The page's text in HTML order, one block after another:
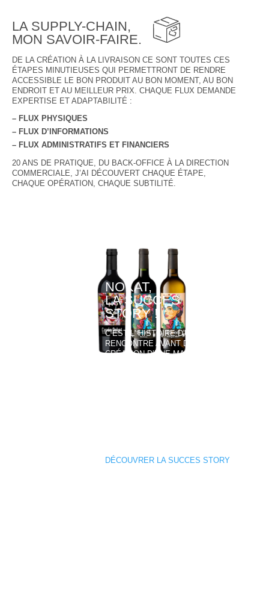
LA SUPPLY-CHAIN,
MON SAVOIR-FAIRE.
DE LA CRÉATION À LA LIVRAISON CE SONT TOUTES CES
ÉTAPES MINUTIEUSES QUI PERMETTRONT DE RENDRE
ACCESSIBLE LE BON PRODUIT AU BON MOMENT, AU BON
ENDROIT ET AU MEILLEUR PRIX. CHAQUE FLUX DEMANDE
EXPERTISE ET ADAPTABILITÉ :
– FLUX PHYSIQUES
– FLUX D’INFORMATIONS
– FLUX ADMINISTRATIFS ET FINANCIERS
20 ANS DE PRATIQUE, DU BACK-OFFICE À LA DIRECTION
COMMERCIALE, J’AI DÉCOUVERT CHAQUE ÉTAPE,
CHAQUE OPÉRATION, CHAQUE SUBTILITÉ.
NOKAT,
LA SUCCES
STORY !
C’EST L' HISTOIRE D'UNE
RENCONTRE AVANT D’ÊTRE LA
CRÉATION D’UNE MARQUE,
DÉCOUVRER LA SUCCES STORY